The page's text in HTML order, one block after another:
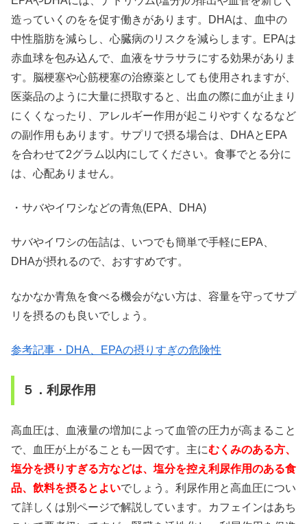
造っていくのをを促す働きがあります。DHAは、血中の
中性脂肪を減らし、心臓病のリスクを減らします。EPAは
赤血球を包み込んで、血液をサラサラにする効果がありま
す。脳梗塞や心筋梗塞の治療薬としても使用されますが、
医薬品のように大量に摂取すると、出血の際に血が止まり
にくくなったり、アレルギー作用が起こりやすくなるなど
の副作用もあります。サプリで摂る場合は、DHAとEPA
を合わせて2グラム以内にしてください。食事でとる分に
は、心配ありません。
・サバやイワシなどの青魚(EPA、DHA)
サバやイワシの缶詰は、いつでも簡単で手軽にEPA、
DHAが摂れるので、おすすめです。
なかなか青魚を食べる機会がない方は、容量を守ってサプ
リを摂るのも良いでしょう。
参考記事・DHA、EPAの摂りすぎの危険性
５．利尿作用
高血圧は、血液量の増加によって血管の圧力が高まること
で、血圧が上がることも一因です。主にむくみのある方、
塩分を摂りすぎる方などは、塩分を控え利尿作用のある食
品、飲料を摂るとよいでしょう。利尿作用と高血圧につい
て詳しくは別ページで解説しています。カフェインはあち